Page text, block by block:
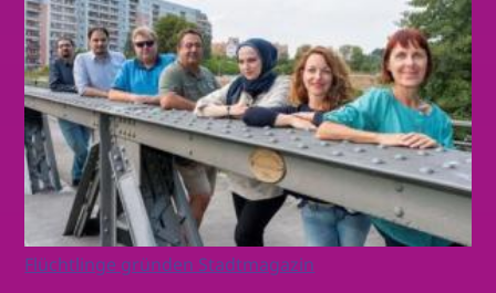
Flüchtlinge gründen Stadtmagazin